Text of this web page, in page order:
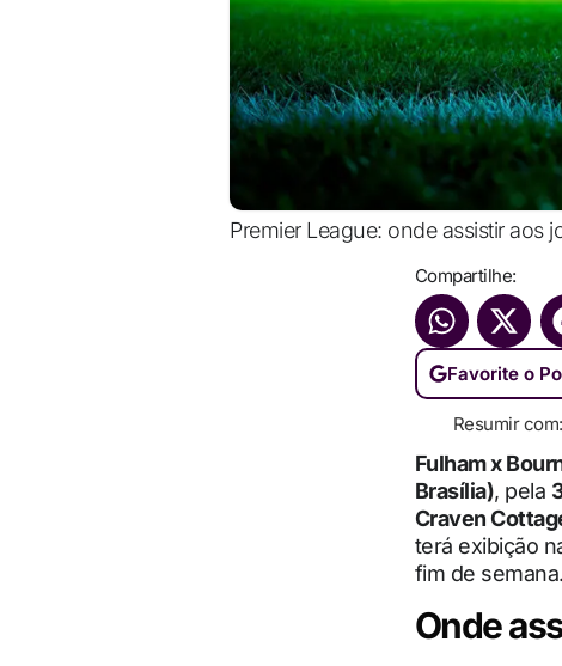
Premier League: onde assistir aos
Compartilhe:
Favorite o
Resumir com:
Fulham x
Brasília), pela
Craven
terá exibição
fim de semana.
Onde